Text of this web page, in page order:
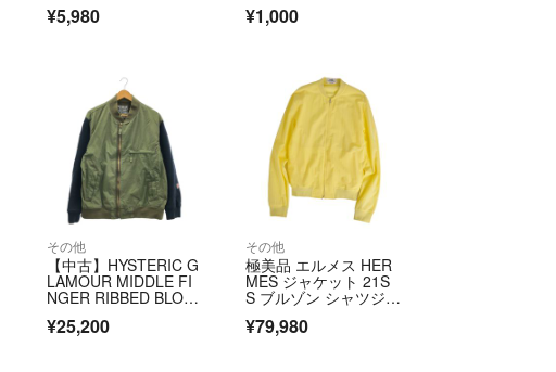
¥5,980 ¥1,000
その他
【中古】HYSTERIC G
LAMOUR MIDDLE FI
NGER RIBBED BLOU
L 02213AB08 ネイビ
¥25,200
その他
極美品 エルメス HER
MES ジャケット 21S
S ブルゾン シャツジャ
ケット ジップアッ
プ シアサッカー メン
¥79,980